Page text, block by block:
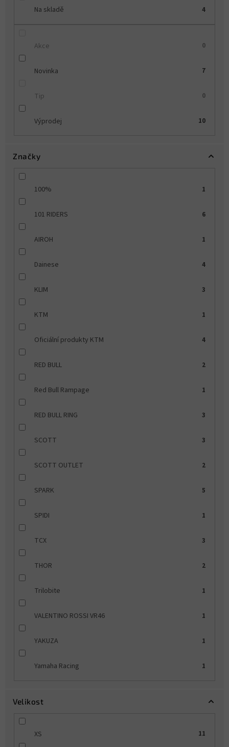
Na skladě 4
Akce 0
Novinka 7
Tip 0
Výprodej 10
Značky
100% 1
101 RIDERS 6
AIROH 1
Dainese 4
KLIM 3
KTM 1
Oficiální produkty KTM 4
RED BULL 2
Red Bull Rampage 1
RED BULL RING 3
SCOTT 3
SCOTT OUTLET 2
SPARK 5
SPIDI 1
TCX 3
THOR 2
Trilobite 1
VALENTINO ROSSI VR46 1
YAKUZA 1
Yamaha Racing 1
Velikost
XS 11